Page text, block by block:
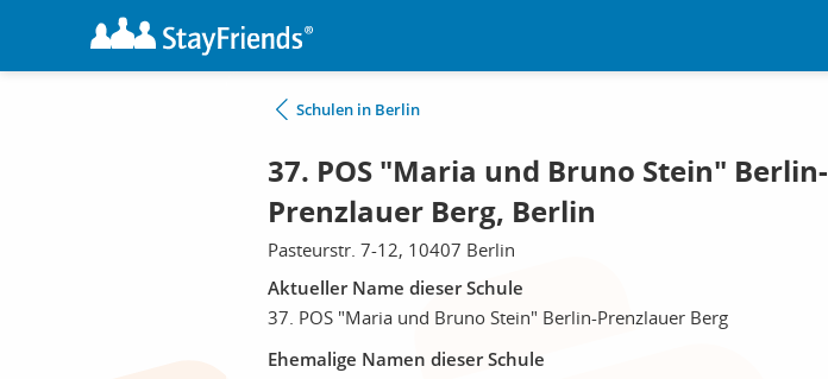
Schulen in Berlin
37. POS "Maria und Bruno Stein" Berlin-
Prenzlauer Berg, Berlin
Pasteurstr. 7-12, 10407 Berlin
Aktueller Name dieser Schule
37. POS "Maria und Bruno Stein" Berlin-Prenzlauer Berg
Ehemalige Namen dieser Schule